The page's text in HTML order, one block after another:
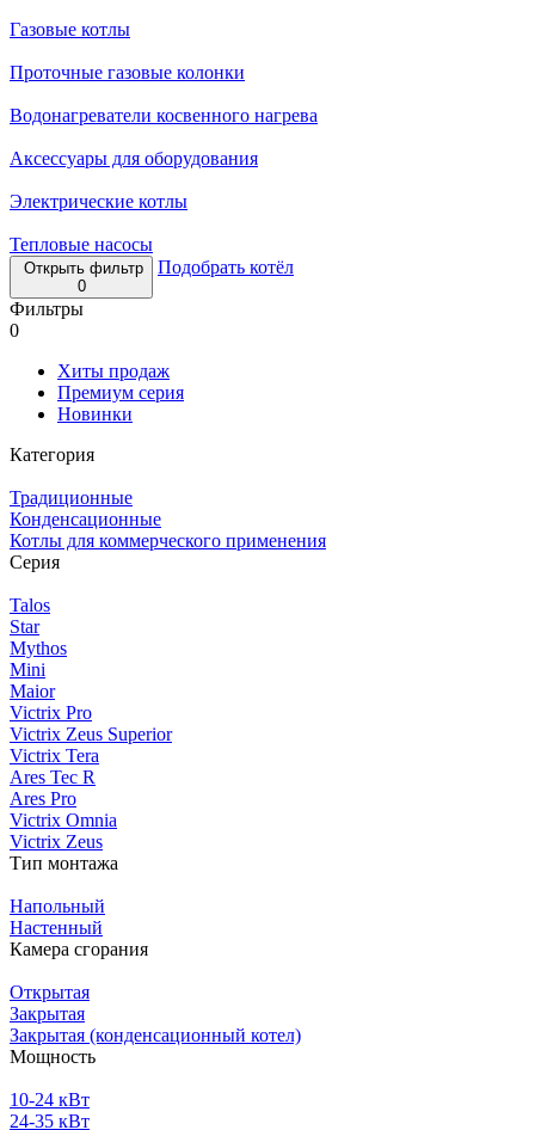
Газовые котлы
Проточные газовые колонки
Водонагреватели косвенного нагрева
Аксессуары для оборудования
Электрические котлы
Тепловые насосы
Открыть фильтр
0
Подобрать котёл
Фильтры
0
Хиты продаж
Премиум серия
Новинки
Категория
Традиционные
Конденсационные
Котлы для коммерческого применения
Серия
Talos
Star
Mythos
Mini
Maior
Victrix Pro
Victrix Zeus Superior
Victrix Tera
Ares Tec R
Ares Pro
Victrix Omnia
Victrix Zeus
Тип монтажа
Напольный
Настенный
Камера сгорания
Открытая
Закрытая
Закрытая (конденсационный котел)
Мощность
10-24 кВт
24-35 кВт